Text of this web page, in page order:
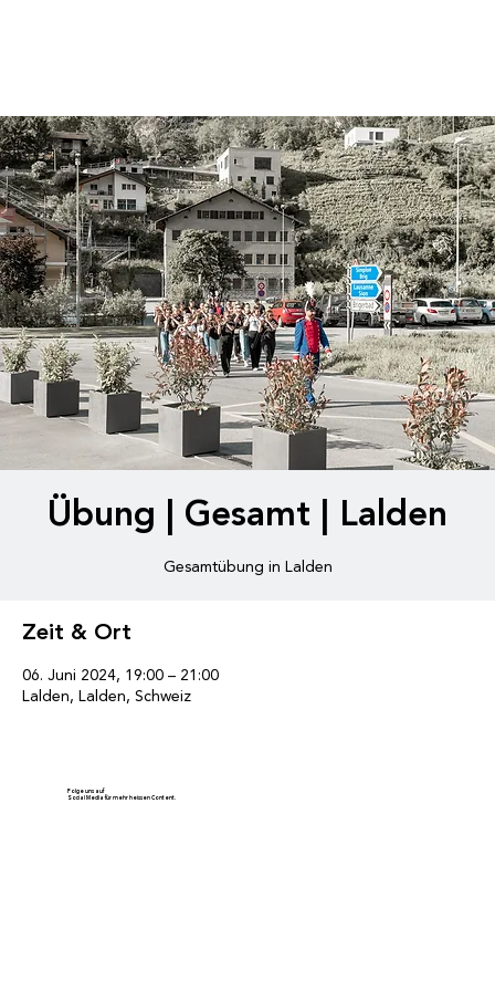
Übung | Gesamt | Lalden
Gesamtübung in Lalden
Zeit & Ort
06. Juni 2024, 19:00 – 21:00
Lalden, Lalden, Schweiz
Folge uns auf
Social Media für mehr heissen Content.